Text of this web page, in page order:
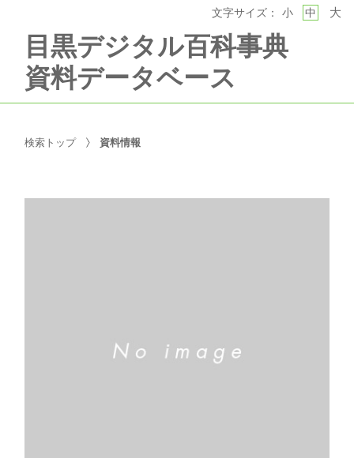
目黒デジタル百科事典
資料データベース
文字サイズ： 小 中 大
検索トップ 資料情報